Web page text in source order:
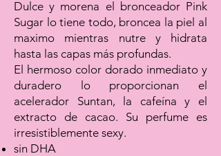
Dulce y morena el bronceador Pink
Sugar lo tiene todo, broncea la piel al
maximo mientras nutre y hidrata
hasta las capas más profundas.
El hermoso color dorado inmediato y
duradero lo proporcionan el
acelerador Suntan, la cafeína y el
extracto de cacao. Su perfume es
irresistiblemente sexy.
sin DHA